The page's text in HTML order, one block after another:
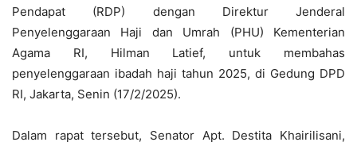
Pendapat (RDP) dengan Direktur Jenderal
Penyelenggaraan Haji dan Umrah (PHU) Kementerian
Agama RI, Hilman Latief, untuk membahas
penyelenggaraan ibadah haji tahun 2025, di Gedung DPD
RI, Jakarta, Senin (17/2/2025).
Dalam rapat tersebut, Senator Apt. Destita Khairilisani,